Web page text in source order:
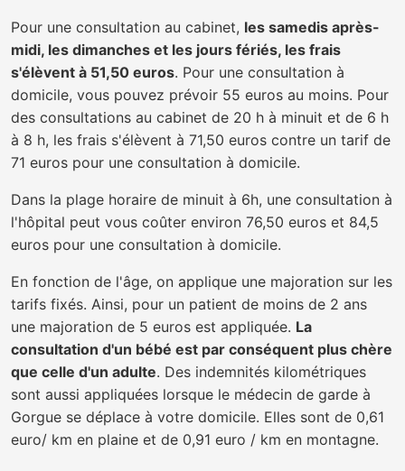
Pour une consultation au cabinet, les samedis après-
midi, les dimanches et les jours fériés, les frais
s'élèvent à 51,50 euros. Pour une consultation à
domicile, vous pouvez prévoir 55 euros au moins. Pour
des consultations au cabinet de 20 h à minuit et de 6 h
à 8 h, les frais s'élèvent à 71,50 euros contre un tarif de
71 euros pour une consultation à domicile.
Dans la plage horaire de minuit à 6h, une consultation à
l'hôpital peut vous coûter environ 76,50 euros et 84,5
euros pour une consultation à domicile.
En fonction de l'âge, on applique une majoration sur les
tarifs fixés. Ainsi, pour un patient de moins de 2 ans
une majoration de 5 euros est appliquée. La
consultation d'un bébé est par conséquent plus chère
que celle d'un adulte. Des indemnités kilométriques
sont aussi appliquées lorsque le médecin de garde à
Gorgue se déplace à votre domicile. Elles sont de 0,61
euro/ km en plaine et de 0,91 euro / km en montagne.